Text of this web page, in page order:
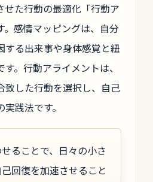
せた行動の最適化「行動ア
。感情マッピングは、自分
する出来事や身体感覚と紐
。行動アライメントは、
致した行動を選択し、自己
践法です。
ることで、日々の小さ
回復を加速させること